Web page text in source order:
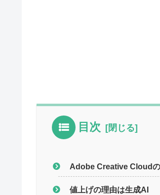
目次
Adobe Creative Cloud
値上げの理由は生成AI